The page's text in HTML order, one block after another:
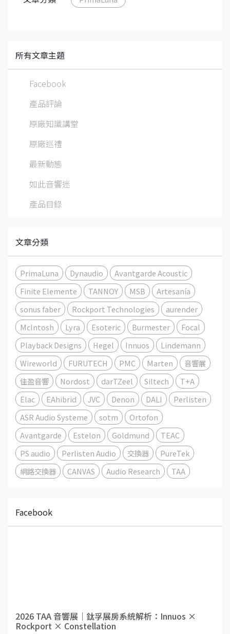
所有文章主題
Facebook
產品評論
原廠知識講堂
原廠巡禮
最新動態
如此音響迷
產品目錄
文章分類
PrimaLuna Dynaudio
Avantgarde Acoustic
Finite Elemente
TANNOY MSB
Artesanía
sonus faber
Rockport Technologies
aurender
McIntosh
Lyra Esoteric Burmester
Focal
Playback Designs
Hegel Innuos
Lindemann
Wireworld
FURUTECH PMC Marten
音響展
佳盈音響
Nordost darTZeel Siltech
T+A
Elac
EAhibrid JVC Denon DALI
Perlisten
ASR Audio Systeme
sotm
Ortofon
Avantgarde
Estelon Goldmund
TEAC
PS audio
Perlisten Audio 交換器
PureTek
網路交換器
CANVAS Audio Research TAA
Facebook
2026 TAA 音響展｜鈦孚展房系統解析：Innuos ×
Rockport × Constellation